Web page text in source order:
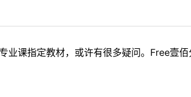
业课指定教材，或许有很多疑问。Free壹